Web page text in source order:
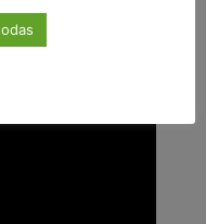
al estadio, eso